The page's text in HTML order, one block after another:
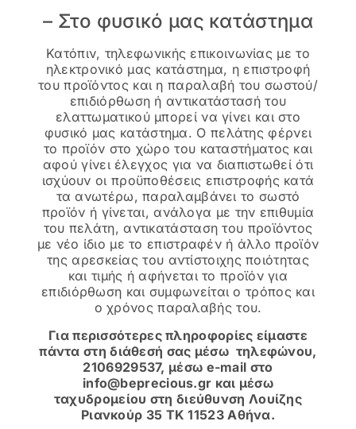
– Στο φυσικό μας κατάστημα
Κατόπιν, τηλεφωνικής επικοινωνίας με το
ηλεκτρονικό μας κατάστημα, η επιστροφή
του προϊόντος και η παραλαβή του σωστού/
επιδιόρθωση ή αντικατάστασή του
ελαττωματικού μπορεί να γίνει και στο
φυσικό μας κατάστημα. Ο πελάτης φέρνει
το προϊόν στο χώρο του καταστήματος και
αφού γίνει έλεγχος για να διαπιστωθεί ότι
ισχύουν οι προϋποθέσεις επιστροφής κατά
τα ανωτέρω, παραλαμβάνει το σωστό
προϊόν ή γίνεται, ανάλογα με την επιθυμία
του πελάτη, αντικατάσταση του προϊόντος
με νέο ίδιο με το επιστραφέν ή άλλο προϊόν
της αρεσκείας του αντίστοιχης ποιότητας
και τιμής ή αφήνεται το προϊόν για
επιδιόρθωση και συμφωνείται ο τρόπος και
ο χρόνος παραλαβής του.
Για περισσότερες πληροφορίες είμαστε
πάντα στη διάθεσή σας μέσω τηλεφώνου,
2106929537, μέσω e-mail στο
info@beprecious.gr και μέσω
ταχυδρομείου στη διεύθυνση Λουίζης
Ριανκούρ 35 ΤΚ 11523 Αθήνα.